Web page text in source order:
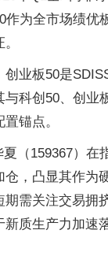
作为全市场绩优
创业板50是
与科创50、创业
锚点。
（159367）在
仓，凸显其作为
期需关注交易拥
质生产力加速